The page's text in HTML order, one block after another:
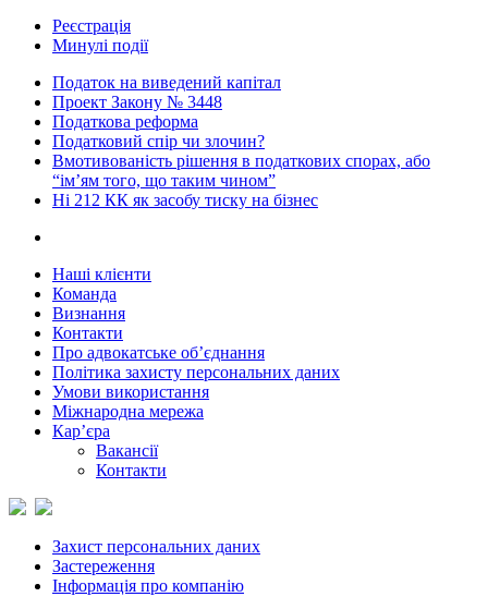
Реєстрація
Минулі події
Податок на виведений капітал
Проект Закону № 3448
Податкова реформа
Податковий спір чи злочин?
Вмотивованість рішення в податкових спорах, або
“ім’ям того, що таким чином”
Ні 212 КК як засобу тиску на бізнес
Наші клієнти
Команда
Визнання
Контакти
Про адвокатське об’єднання
Політика захисту персональних даних
Умови використання
Міжнародна мережа
Кар’єра
Вакансії
Контакти
Захист персональних даних
Застереження
Інформація про компанію